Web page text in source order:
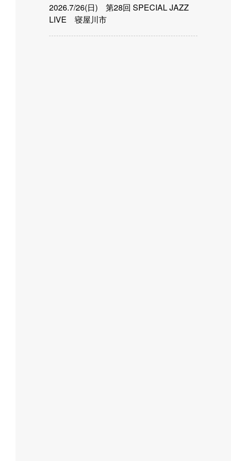
2026.7/26(日) 第28回 SPECIAL JAZZ
LIVE 寝屋川市